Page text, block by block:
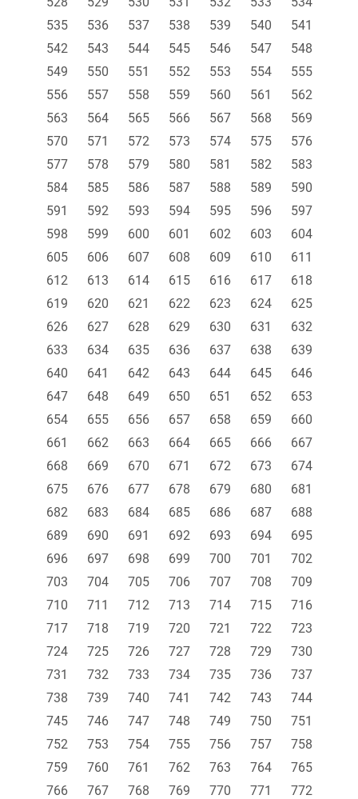
535
536 537 538 539 540
541
542
543 544 545 546 547
548
549
550 551 552 553 554
555
556
557 558 559 560 561
562
563
564 565 566 567 568
569
570
571 572 573 574 575
576
577
578 579 580 581 582
583
584
585 586 587 588 589
590
591
592 593 594 595 596
597
598
599 600 601 602 603
604
605
606 607 608 609 610
611
612
613 614 615 616 617
618
619
620 621 622 623 624
625
626
627 628 629 630 631
632
633
634 635 636 637 638
639
640
641 642 643 644 645
646
647
648 649 650 651 652
653
654
655 656 657 658 659
660
661
662 663 664 665 666
667
668
669 670 671 672 673
674
675
676 677 678 679 680
681
682
683 684 685 686 687
688
689
690 691 692 693 694
695
696
697 698 699 700 701
702
703
704 705 706 707 708
709
710
711 712 713 714 715
716
717
718 719 720 721 722
723
724
725 726 727 728 729
730
731
732 733 734 735 736
737
738
739 740 741 742 743
744
745
746 747 748 749 750
751
752
753 754 755 756 757
758
759
760 761 762 763 764
765
766
767 768 769 770 771
772